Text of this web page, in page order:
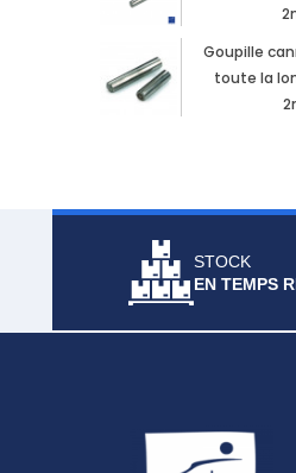
Goupille
toute la
STOCK
EN TEMPS